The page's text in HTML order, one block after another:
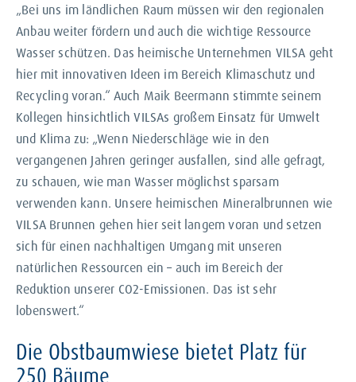
„Bei uns im ländlichen Raum müssen wir den regionalen
Anbau weiter fördern und auch die wichtige Ressource
Wasser schützen. Das heimische Unternehmen VILSA geht
hier mit innovativen Ideen im Bereich Klimaschutz und
Recycling voran.“ Auch Maik Beermann stimmte seinem
Kollegen hinsichtlich VILSAs großem Einsatz für Umwelt
und Klima zu: „Wenn Niederschläge wie in den
vergangenen Jahren geringer ausfallen, sind alle gefragt,
zu schauen, wie man Wasser möglichst sparsam
verwenden kann. Unsere heimischen Mineralbrunnen wie
VILSA Brunnen gehen hier seit langem voran und setzen
sich für einen nachhaltigen Umgang mit unseren
natürlichen Ressourcen ein – auch im Bereich der
Reduktion unserer CO2-Emissionen. Das ist sehr
lobenswert.“
Die Obstbaumwiese bietet Platz für
250 Bäume